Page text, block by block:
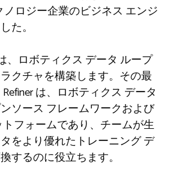
ロジー企業のビジネス エンジ
た。
、ロボティクス データ ループ
クチャを構築します。その最
は、ロボティクス データ
ソース フレームワークおよび
フォームであり、チームが生
をより優れたトレーニング デ
するのに役立ちます。